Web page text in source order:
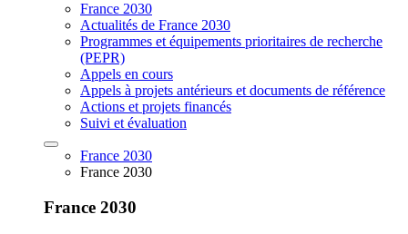
France 2030
Actualités de France 2030
Programmes et équipements prioritaires de recherche
(PEPR)
Appels en cours
Appels à projets antérieurs et documents de référence
Actions et projets financés
Suivi et évaluation
France 2030
France 2030
France 2030